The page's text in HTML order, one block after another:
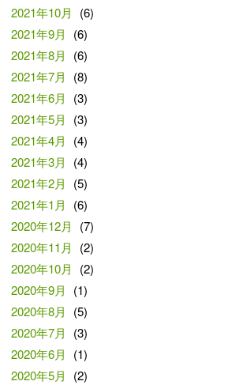
2021年10月
(6)
2021年9月
(6)
2021年8月
(6)
2021年7月
(8)
2021年6月
(3)
2021年5月
(3)
2021年4月
(4)
2021年3月
(4)
2021年2月
(5)
2021年1月
(6)
2020年12月
(7)
2020年11月
(2)
2020年10月
(2)
2020年9月
(1)
2020年8月
(5)
2020年7月
(3)
2020年6月
(1)
2020年5月
(2)